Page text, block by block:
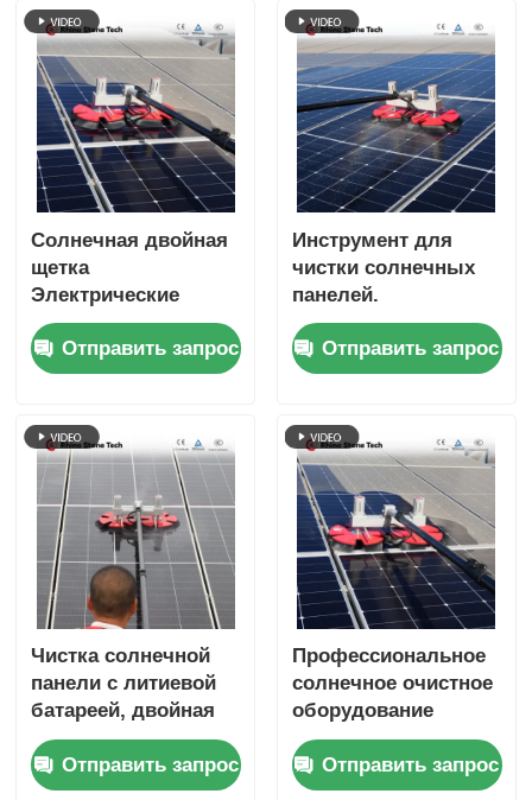
Солнечная двойная
щетка
Электрические
фотоэлектрические
модули Чистка
робота Щетка с
панелями
Отправить запрос
Инструмент для
чистки солнечных
панелей.
Вращающаяся щетка
для чистки
солнечных панелей
Отправить запрос
Чистка солнечной
панели с литиевой
батареей, двойная
вращающаяся щетка
и телескопическая
опора для
Отправить запрос
Профессиональное
солнечное очистное
оборудование
Электрическая
фотоэлектрическая
панель очистка
Отправить запрос